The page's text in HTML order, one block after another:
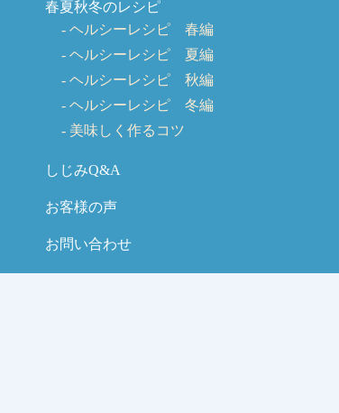
春夏秋冬のレシピ
ヘルシーレシピ 春編
ヘルシーレシピ 夏編
ヘルシーレシピ 秋編
ヘルシーレシピ 冬編
美味しく作るコツ
しじみQ&A
お客様の声
お問い合わせ